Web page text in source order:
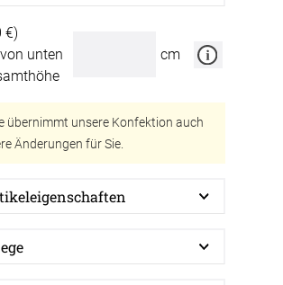
€)
unten
cm
übernimmt unsere Konfektion auch
Änderungen für Sie.